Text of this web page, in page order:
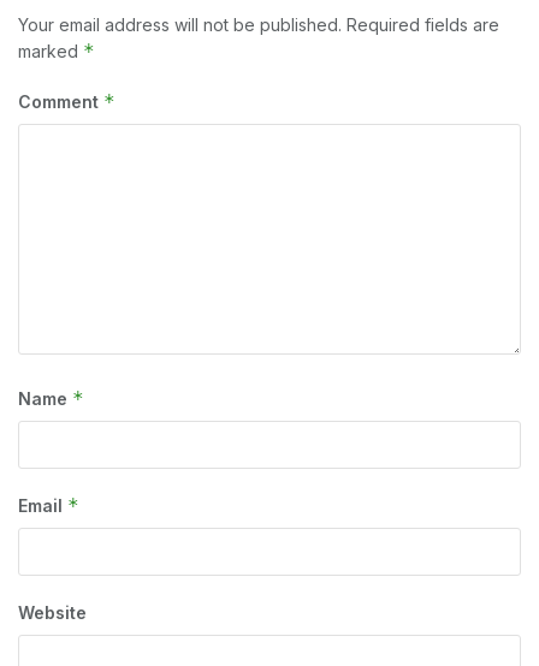
Your email address will not be published. Required fields are
marked *
Comment *
Name *
Email *
Website